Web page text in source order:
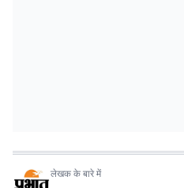
लेखक के बारे में